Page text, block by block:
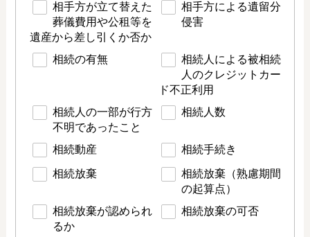
相手方が立て替えた
葬儀費用や公租等を
遺産から差し引くか否か
相手方による遺留分
侵害
相続の有無
相続人による被相続
人のクレジットカー
ド不正利用
相続人の一部が行方
不明であったこと
相続人数
相続動産 相続手続き
相続放棄
相続放棄（熟慮期間
の起算点）
相続放棄が認められ
るか
相続放棄の可否